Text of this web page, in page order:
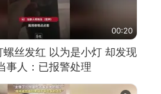
00:20
螺丝发红 以为是小灯 却发现
事人：已报警处理